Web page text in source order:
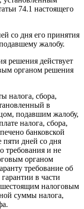
74.1 настоящего
со дня его принятия
жалобу.
решения действует
органом решения
налога, сбора,
в
подавшим жалобу,
налога, сбора,
банковской
пяти дней со дня
требования и не
органом
требование об
в части
налоговым
суммы налога,